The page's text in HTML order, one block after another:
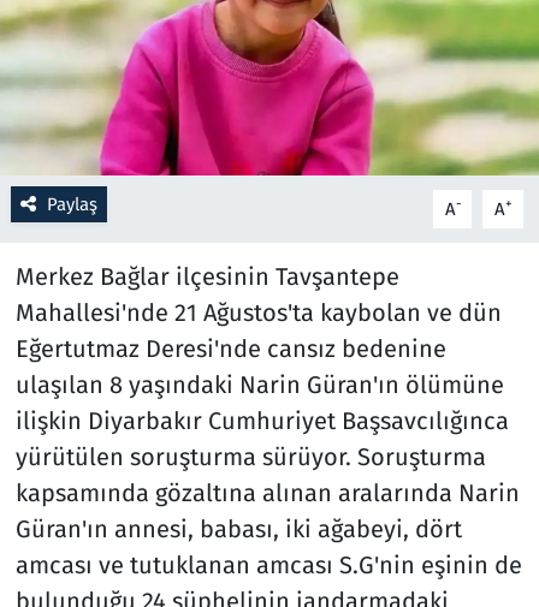
Paylaş A- A+
Merkez Bağlar ilçesinin Tavşantepe
Mahallesi'nde 21 Ağustos'ta kaybolan ve dün
Eğertutmaz Deresi'nde cansız bedenine
ulaşılan 8 yaşındaki Narin Güran'ın ölümüne
ilişkin Diyarbakır Cumhuriyet Başsavcılığınca
yürütülen soruşturma sürüyor. Soruşturma
kapsamında gözaltına alınan aralarında Narin
Güran'ın annesi, babası, iki ağabeyi, dört
amcası ve tutuklanan amcası S.G'nin eşinin de
bulunduğu 24 şüphelinin jandarmadaki
Resmi İlanlar
Rüya Tabirleri
Sağlık
Savunma Sanayi
Spor
Teknoloji ve Bilim
Televizyon